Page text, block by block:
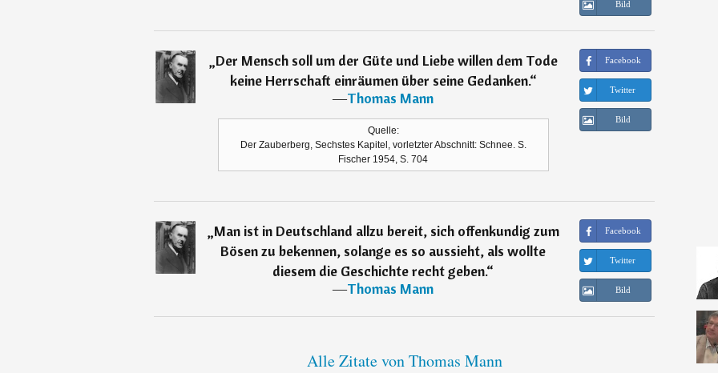
Bild
„Der Mensch soll um der Güte und Liebe willen dem Tode
keine Herrschaft einräumen über seine Gedanken.“
―Thomas Mann
Quelle:
Der Zauberberg, Sechstes Kapitel, vorletzter Abschnitt: Schnee. S.
Fischer 1954, S. 704
Facebook
Twitter
Bild
„Man ist in Deutschland allzu bereit, sich offenkundig zum
Bösen zu bekennen, solange es so aussieht, als wollte
diesem die Geschichte recht geben.“
―Thomas Mann
Facebook
Twitter
Bild
Alle Zitate von Thomas Mann